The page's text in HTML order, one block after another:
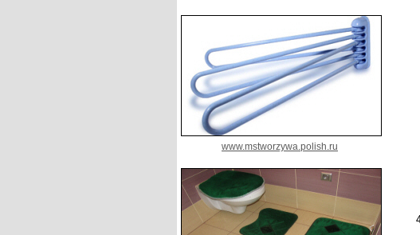
www.mstworzywa.polish.ru